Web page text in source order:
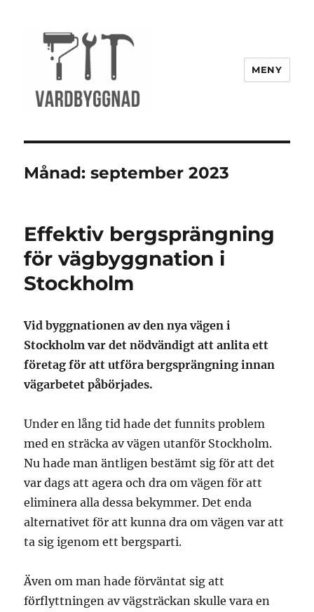
MENY
Månad:september 2023
Effektiv bergsprängning
för vägbyggnation i
Stockholm
Vid byggnationen av den nya vägen i
Stockholm var det nödvändigt att anlita ett
företag för att utföra bergsprängning innan
vägarbetet påbörjades.
Under en lång tid hade det funnits problem
med en sträcka av vägen utanför Stockholm.
Nu hade man äntligen bestämt sig för att det
var dags att agera och dra om vägen för att
eliminera alla dessa bekymmer. Det enda
alternativet för att kunna dra om vägen var att
ta sig igenom ett bergsparti.
Även om man hade förväntat sig att
förflyttningen av vägsträckan skulle vara en